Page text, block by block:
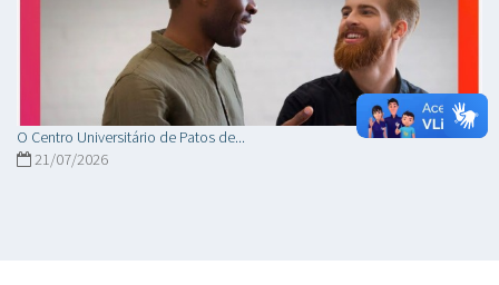
O Centro Universitário de Patos de...
21/07/2026